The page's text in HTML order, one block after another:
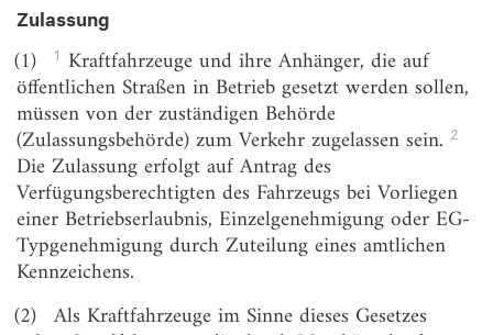
I.
§ 1
Zulassung
§ 1a
Kraftfahrzeuge mit automatisierter Fahrfunktion
§ 1b
Rechte und Pflichten des Fahrzeugführers bei
Nutzung automatisierter Fahrfunktionen
§ 1c
Evaluierung
§ 1d
Kraftfahrzeuge mit autonomer Fahrfunktion in
Zulassung
(1) 1 Kraftfahrzeuge und ihre Anhänger, die auf
öffentlichen Straßen in Betrieb gesetzt werden sollen,
müssen von der zuständigen Behörde
(Zulassungsbehörde) zum Verkehr zugelassen sein. 2
Die Zulassung erfolgt auf Antrag des
Verfügungsberechtigten des Fahrzeugs bei Vorliegen
einer Betriebserlaubnis, Einzelgenehmigung oder EG-
Typgenehmigung durch Zuteilung eines amtlichen
Kennzeichens.
(2) Als Kraftfahrzeuge im Sinne dieses Gesetzes